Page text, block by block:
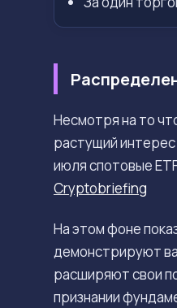
Несмотря на то
растущий
июля спотовые
Cryptobriefing
На этом фоне
демонстрируют
расширяют свои
признании